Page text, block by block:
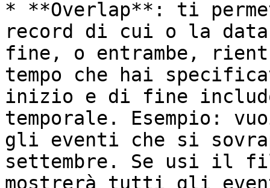
* **Overlap**: ti
record di cui o la
fine, o entrambe,
tempo che hai
inizio e di fine
temporale. Esempio:
gli eventi che si
settembre. Se usi il
mostrerà tutti gli